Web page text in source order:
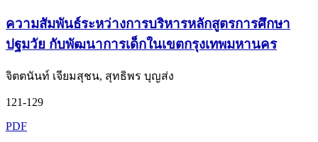
ความสัมพันธ์ระหว่างการบริหารหลักสูตรการศึกษา
ปฐมวัย กับพัฒนาการเด็กในเขตกรุงเทพมหานคร
จิตตนันท์ เจียมสุชน, สุทธิพร บุญส่ง
121-129
PDF